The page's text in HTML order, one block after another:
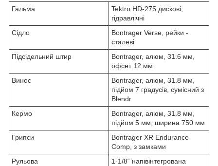
Гальма
Tektro HD-275 дискові,
гідравлічні
Сідло
Bontrager Verse, рейки -
сталеві
Підсідельний штир
Bontrager, алюм, 31.6 мм,
офсет 12 мм
Винос
Bontrager, алюм, 31.8 мм,
підйом 7 градусів, сумісний з
Blendr
Кермо
Bontrager, алюм, 31.8 мм,
підйом 5 мм, ширина 750 мм
Грипси
Bontrager XR Endurance
Comp, з замками
Рульова
1-1/8˝ напівінтегрована